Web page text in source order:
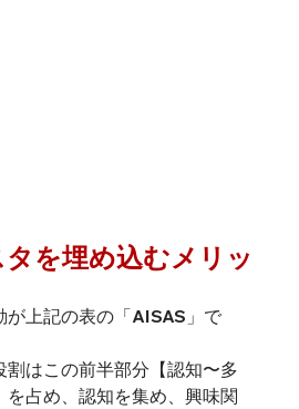
を埋め込むメリッ
が上記の表の「AISAS」で
割はこの前半部分【認知〜多
を占め、認知を集め、興味関